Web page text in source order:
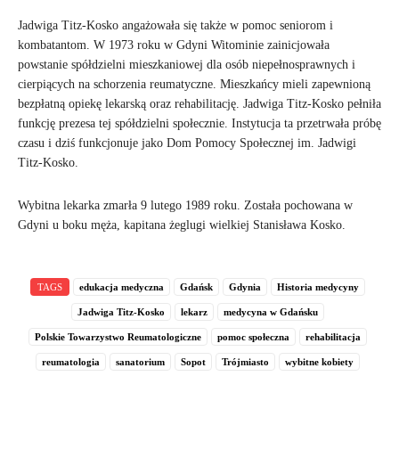
Jadwiga Titz-Kosko angażowała się także w pomoc seniorom i
kombatantom. W 1973 roku w Gdyni Witominie zainicjowała
powstanie spółdzielni mieszkaniowej dla osób niepełnosprawnych i
cierpiących na schorzenia reumatyczne. Mieszkańcy mieli zapewnioną
bezpłatną opiekę lekarską oraz rehabilitację. Jadwiga Titz-Kosko pełniła
funkcję prezesa tej spółdzielni społecznie. Instytucja ta przetrwała próbę
czasu i dziś funkcjonuje jako Dom Pomocy Społecznej im. Jadwigi
Titz-Kosko.
Wybitna lekarka zmarła 9 lutego 1989 roku. Została pochowana w
Gdyni u boku męża, kapitana żeglugi wielkiej Stanisława Kosko.
TAGS edukacja medyczna Gdańsk Gdynia Historia medycyny
Jadwiga Titz-Kosko lekarz medycyna w Gdańsku
Polskie Towarzystwo Reumatologiczne pomoc społeczna rehabilitacja
reumatologia sanatorium Sopot Trójmiasto wybitne kobiety